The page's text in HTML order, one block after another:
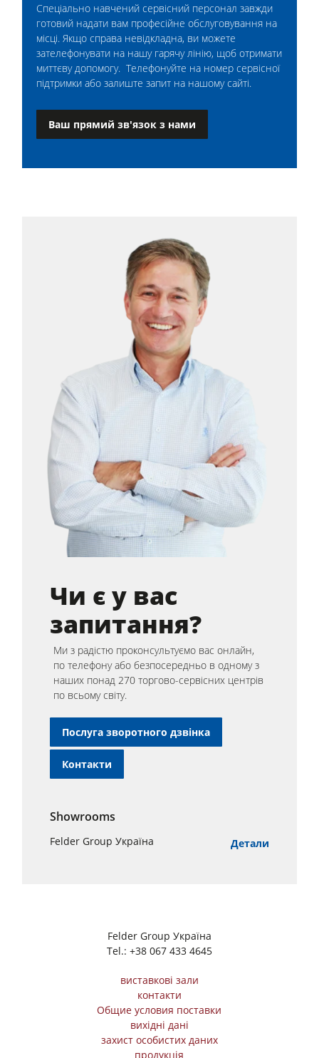
Спеціально навчений сервісний персонал завжди
готовий надати вам професійне обслуговування на
місці. Якщо справа невідкладна, ви можете
зателефонувати на нашу гарячу лінію, щоб отримати
миттєву допомогу. Телефонуйте на номер сервісної
підтримки або залиште запит на нашому сайті.
Ваш прямий зв'язок з нами
Чи є у вас
запитання?
Ми з радістю проконсультуємо вас онлайн,
по телефону або безпосередньо в одному з
наших понад 270 торгово-сервісних центрів
по всьому світу.
Послуга зворотного дзвінка
Контакти
Showrooms
Felder Group Україна Детали
Felder Group Україна
Tel.: +38 067 433 4645
виставкові зали
контакти
Общие условия поставки
вихідні дані
захист особистих даних
продукція